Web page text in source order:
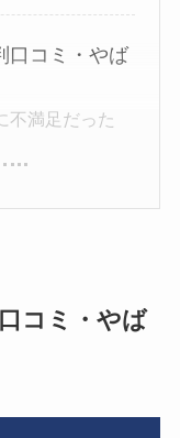
口コミ・やば
不満足だった
コミ・やば